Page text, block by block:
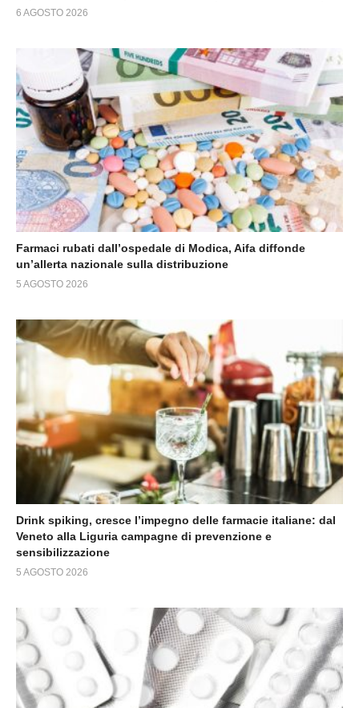
6 AGOSTO 2026
Farmaci rubati dall’ospedale di Modica, Aifa diffonde
un’allerta nazionale sulla distribuzione
5 AGOSTO 2026
Drink spiking, cresce l’impegno delle farmacie italiane: dal
Veneto alla Liguria campagne di prevenzione e
sensibilizzazione
5 AGOSTO 2026